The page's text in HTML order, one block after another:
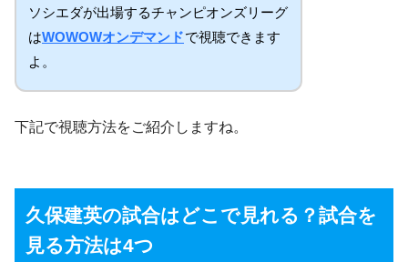
ソシエダが出場するチャンピオンズリーグ
はWOWOWオンデマンドで視聴できます
よ。
下記で視聴方法をご紹介しますね。
久保建英の試合はどこで見れる？試合を
見る方法は4つ